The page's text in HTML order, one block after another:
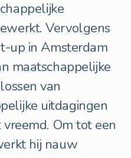
Vervolgens
up in Amsterdam
maatschappelijke
van
uitdagingen
Om tot een
hij nauw